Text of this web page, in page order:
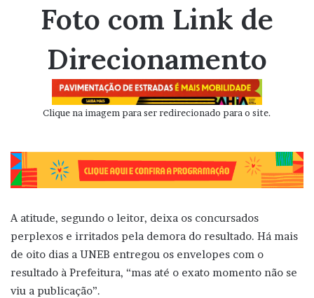
Foto com Link de
Direcionamento
Clique na imagem para ser redirecionado para o site.
A atitude, segundo o leitor, deixa os concursados
perplexos e irritados pela demora do resultado. Há mais
de oito dias a UNEB entregou os envelopes com o
resultado à Prefeitura, “mas até o exato momento não se
viu a publicação”.